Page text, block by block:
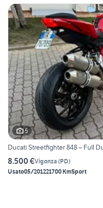
5
Ducati Streetfighter 848 – Full
8.500 €Vigonza (PD)
Usato05/201221700 KmSport